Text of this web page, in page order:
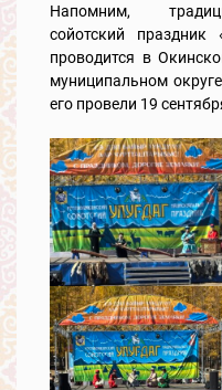
Напомним,
сойотский праздник
проводится в
муниципальном
его провели 19